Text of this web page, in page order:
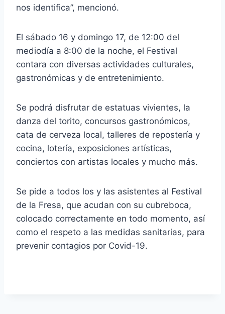
nos identifica”, mencionó.
El sábado 16 y domingo 17, de 12:00 del
mediodía a 8:00 de la noche, el Festival
contara con diversas actividades culturales,
gastronómicas y de entretenimiento.
Se podrá disfrutar de estatuas vivientes, la
danza del torito, concursos gastronómicos,
cata de cerveza local, talleres de repostería y
cocina, lotería, exposiciones artísticas,
conciertos con artistas locales y mucho más.
Se pide a todos los y las asistentes al Festival
de la Fresa, que acudan con su cubreboca,
colocado correctamente en todo momento, así
como el respeto a las medidas sanitarias, para
prevenir contagios por Covid-19.